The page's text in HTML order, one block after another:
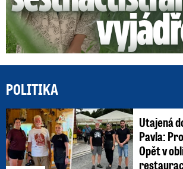
POLITIKA
Utajená
Pavla:
Opět v